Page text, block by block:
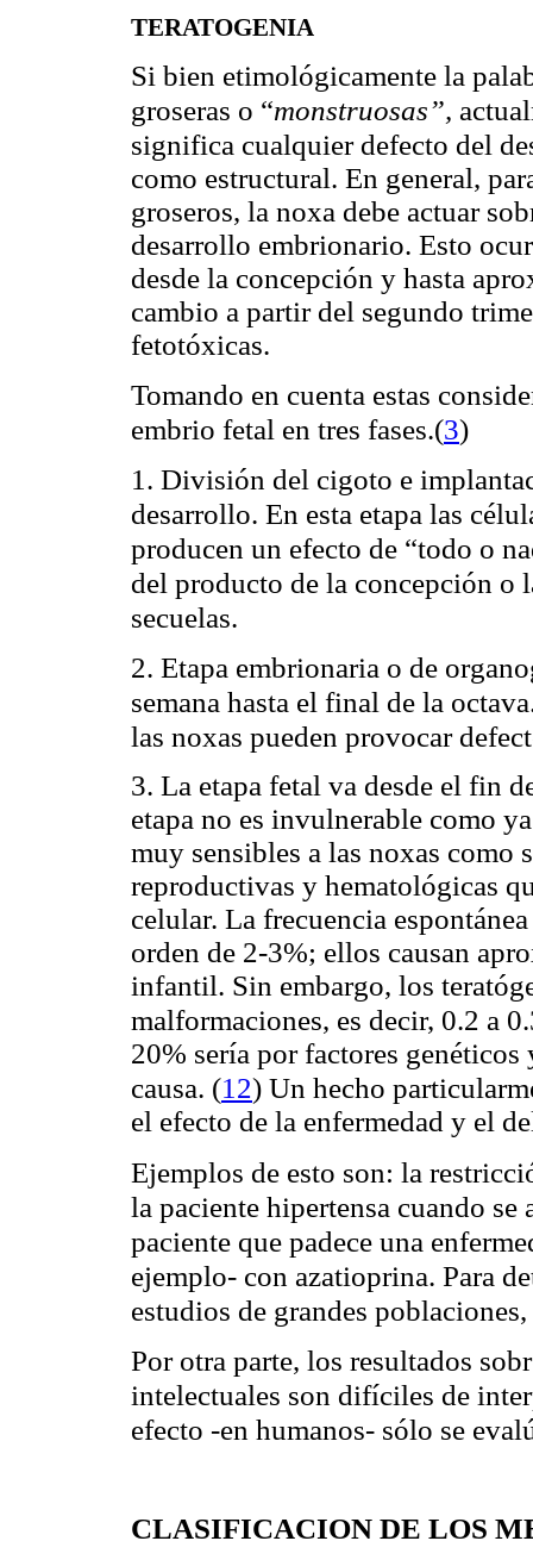
TERATOGENIA
Si bien etimológicamente la
groseras o “monstruosas”,
significa cualquier defecto del
como estructural. En general,
groseros, la noxa debe actuar
desarrollo embrionario. Esto
desde la concepción y hasta
cambio a partir del segundo
fetotóxicas.
Tomando en cuenta estas
embrio fetal en tres fases.(3)
1. División del cigoto e
desarrollo. En esta etapa las
producen un efecto de “todo o
del producto de la concepción o
secuelas.
2. Etapa embrionaria o de
semana hasta el final de la
las noxas pueden provocar
3. La etapa fetal va desde el fin
etapa no es invulnerable como
muy sensibles a las noxas como
reproductivas y hematológicas
celular. La frecuencia
orden de 2-3%; ellos causan
infantil. Sin embargo, los
malformaciones, es decir, 0.2 a
20% sería por factores
causa. (12) Un hecho
el efecto de la enfermedad y el
Ejemplos de esto son: la
la paciente hipertensa cuando
paciente que padece una
ejemplo- con azatioprina. Para
estudios de grandes
Por otra parte, los resultados
intelectuales son difíciles de
efecto -en humanos- sólo se
CLASIFICACION DE LOS